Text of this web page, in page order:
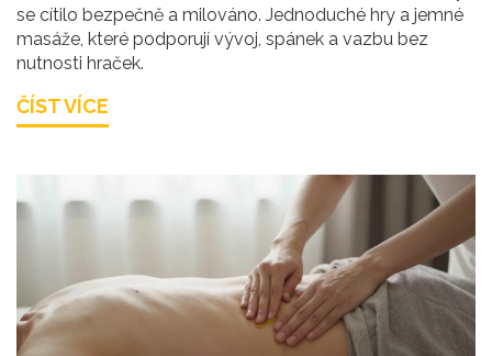
se cítilo bezpečně a milováno. Jednoduché hry a jemné
masáže, které podporují vývoj, spánek a vazbu bez
nutnosti hraček.
ČÍST VÍCE